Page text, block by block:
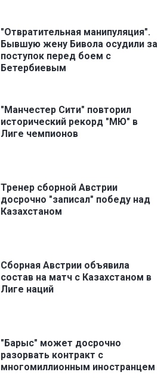
"Отвратительная манипуляция".
Бывшую жену Бивола осудили за
поступок перед боем с
Бетербиевым
"Манчестер Сити" повторил
исторический рекорд "МЮ" в
Лиге чемпионов
Тренер сборной Австрии
досрочно "записал" победу над
Казахстаном
Сборная Австрии объявила
состав на матч с Казахстаном в
Лиге наций
"Барыс" может досрочно
разорвать контракт с
многомиллионным иностранцем